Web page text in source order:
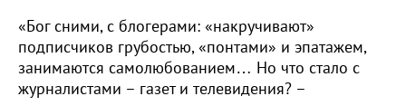
«Бог сними, с блогерами: «накручивают»
подписчиков грубостью, «понтами» и эпатажем,
занимаются самолюбованием… Но что стало с
журналистами – газет и телевидения? –